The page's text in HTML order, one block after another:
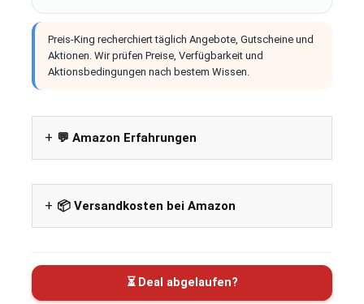
Preis-King recherchiert täglich Angebote, Gutscheine und
Aktionen. Wir prüfen Preise, Verfügbarkeit und
Aktionsbedingungen nach bestem Wissen.
💬 Amazon Erfahrungen
📦 Versandkosten bei Amazon
⏳ Deal abgelaufen?